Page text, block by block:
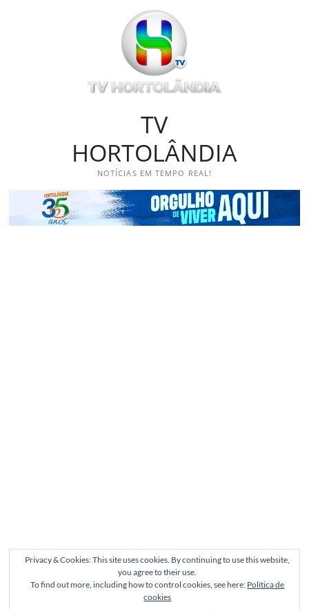
TV
HORTOLÂNDIA
NOTÍCIAS EM TEMPO REAL!
Privacy & Cookies: This site uses cookies. By continuing to use this website,
you agree to their use.
To find out more, including how to control cookies, see here: Política de
cookies